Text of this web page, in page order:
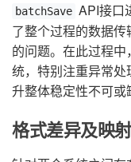
batchSave API接口
了整个过程的数据
的问题。在此过程
统，特别注重异常
升整体稳定性不可或
格式差异及映